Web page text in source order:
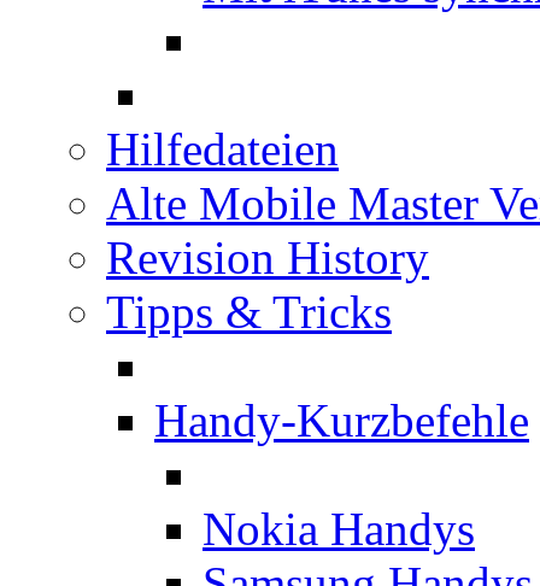
Hilfedateien
Alte Mobile Master
Revision History
Tipps & Tricks
Handy-Kurzbefehle
Nokia Handys